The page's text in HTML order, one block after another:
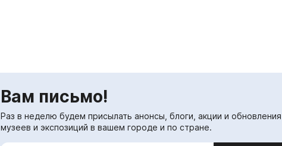
Вам письмо!
Раз в неделю будем присылать анонсы, блоги, акции и обновления
музеев и экспозиций в вашем городе и по стране.